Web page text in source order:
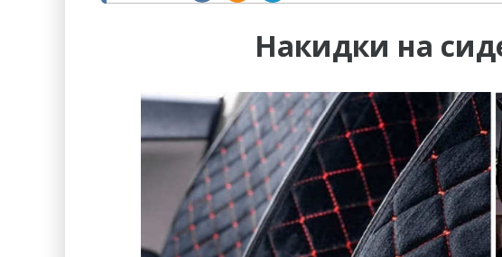
Накидки на